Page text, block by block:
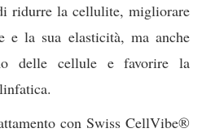
ridurre la cellulite, migliorare
e la sua elasticità, ma anche
delle cellule e favorire la
con Swiss CellVibe®